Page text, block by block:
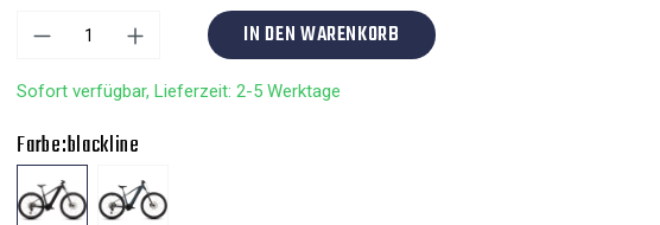
IN DEN WARENKORB
Sofort verfügbar, Lieferzeit: 2-5 Werktage
Farbe:blackline